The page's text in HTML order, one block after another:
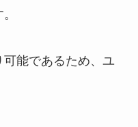
ンターで手軽に買え
能であるため、ユ